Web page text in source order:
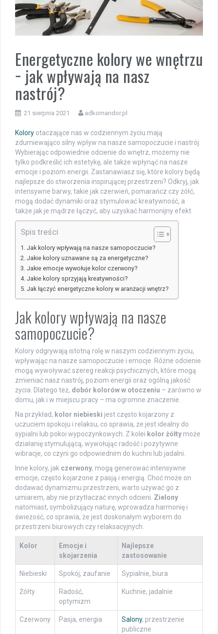
Energetyczne kolory we wnętrzu
− jak wpływają na nasz
nastrój?
21 sierpnia 2021 adkomandor.pl
Kolory otaczające nas w codziennym życiu mają
zdumiewająco silny wpływ na nasze samopoczucie i nastrój.
Wybierając odpowiednie odcienie do wnętrz, możemy nie
tylko podkreślić ich estetykę, ale także wpłynąć na nasze
emocje i poziom energii. Zastanawiasz się, które kolory będą
najlepsze do stworzenia inspirującej przestrzeni? Odkryj, jak
intensywne barwy, takie jak czerwień, pomarańcz czy żółć,
mogą dodać dynamiki oraz stymulować kreatywność, a
także jak je mądrze łączyć, aby uzyskać harmonijny efekt.
Spis treści
Jak kolory wpływają na nasze samopoczucie?
Jakie kolory uznawane są za energetyczne?
Jakie emocje wywołuje kolor czerwony?
Jakie kolory sprzyjają kreatywności?
Jak łączyć energetyczne kolory w aranżacji wnętrz?
Jak kolory wpływają na nasze
samopoczucie?
Kolory odgrywają istotną rolę w naszym codziennym życiu,
wpływając na nasze samopoczucie i emocje. Różne odcienie
mogą wywoływać szereg reakcji psychicznych, które mogą
zmieniać nasz nastrój, poziom energii oraz ogólną jakość
życia. Dlatego też, dobór kolorów w otoczeniu – zarówno w
domu, jak i w miejscu pracy – ma ogromne znaczenie.
Na przykład, kolor niebieski jest często kojarzony z
uczuciem spokoju i relaksu, co sprawia, że jest idealny do
sypialni lub pokoi wypoczynkowych. Z kolei kolor żółty może
działanię stymulującą, wywołując radość i pozytywne
wibracje, co czyni go odpowiednim do kuchni lub jadalni.
Inne kolory, jak czerwony, mogą generować intensywne
emocje, często kojarzone z pasją i energią. Choć może on
dodawać dynamizmu przestrzeni, warto używać go z
umiarem, aby nie przytłaczać innych odcieni. Zielony
natomiast, symbolizujący naturę, wprowadza harmonię i
świeżość, co sprawia, że jest doskonałym wyborem do
przestrzeni biurowych czy relaksacyjnych.
Kolor
Emocje i
skojarzenia
Najlepsze
zastosowanie
Niebieski Spokój, zaufanie Sypialnie, biura
Żółty
Radość,
optymizm
Kuchnie, jadalnie
Czerwony Pasja, energia Salony, przestrzenie
publiczne